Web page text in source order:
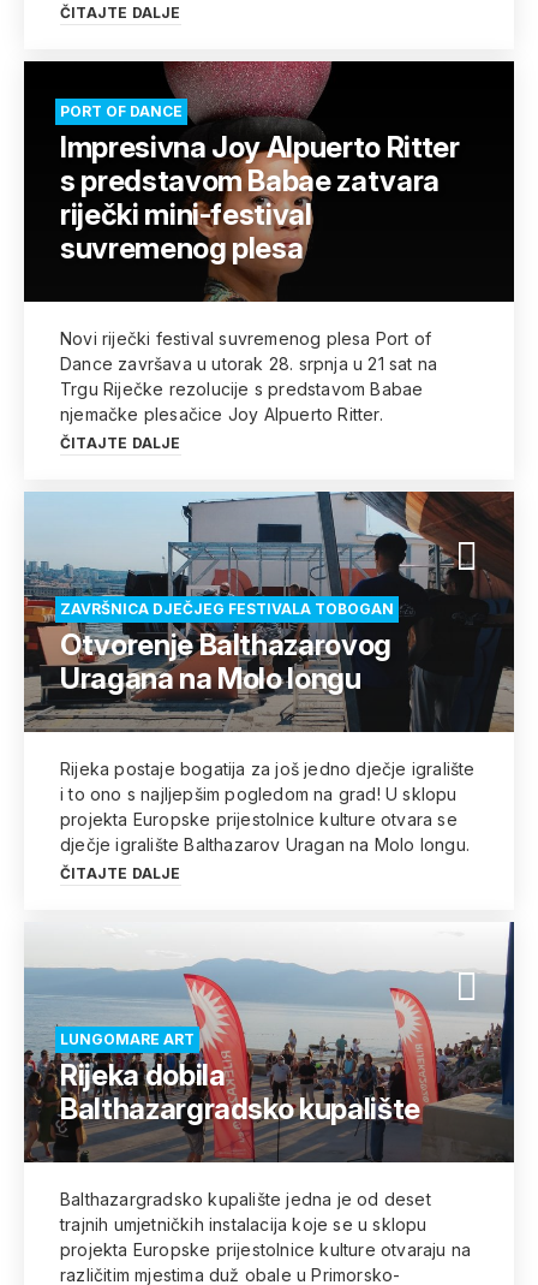
ČITAJTE DALJE
PORT OF DANCE
Impresivna Joy Alpuerto Ritter
s predstavom Babae zatvara
riječki mini-festival
suvremenog plesa
Novi riječki festival suvremenog plesa Port of
Dance završava u utorak 28. srpnja u 21 sat na
Trgu Riječke rezolucije s predstavom Babae
njemačke plesačice Joy Alpuerto Ritter.
ČITAJTE DALJE
ZAVRŠNICA DJEČJEG FESTIVALA TOBOGAN
Otvorenje Balthazarovog
Uragana na Molo longu
Rijeka postaje bogatija za još jedno dječje igralište
i to ono s najljepšim pogledom na grad! U sklopu
projekta Europske prijestolnice kulture otvara se
dječje igralište Balthazarov Uragan na Molo longu.
ČITAJTE DALJE
LUNGOMARE ART
Rijeka dobila
Balthazargradsko kupalište
Balthazargradsko kupalište jedna je od deset
trajnih umjetničkih instalacija koje se u sklopu
projekta Europske prijestolnice kulture otvaraju na
različitim mjestima duž obale u Primorsko-